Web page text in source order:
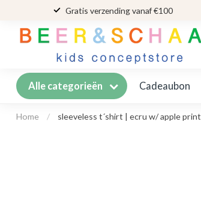
Gratis verzending vanaf €100
Alle categorieën Cadeaubon
Home / sleeveless t´shirt | ecru w/ apple print